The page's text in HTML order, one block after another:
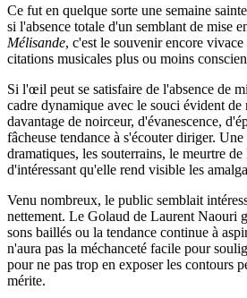
Ce fut en quelque sorte une semaine
si l'absence totale d'un semblant de mise
Mélisande, c'est le souvenir encore
citations musicales plus ou moins
Si l'œil peut se satisfaire de l'absence de
cadre dynamique avec le souci évident
davantage de noirceur, d'évanescence,
fâcheuse tendance à s'écouter diriger.
dramatiques, les souterrains, le meurtre
d'intéressant qu'elle rend visible les
Venu nombreux, le public semblait
nettement. Le Golaud de Laurent Naouri
sons baillés ou la tendance continue à
n'aura pas la méchanceté facile pour
pour ne pas trop en exposer les contours
mérite.